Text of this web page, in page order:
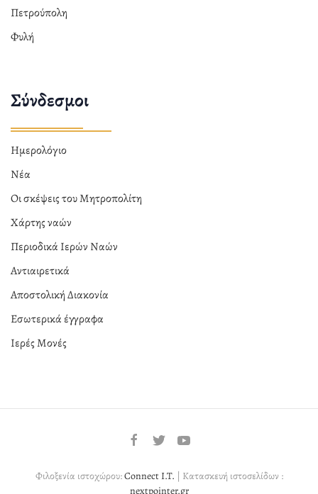
Πετρούπολη
Φυλή
Σύνδεσμοι
Ημερολόγιο
Νέα
Οι σκέψεις του Μητροπολίτη
Χάρτης ναών
Περιοδικά Ιερών Ναών
Αντιαιρετικά
Αποστολική Διακονία
Εσωτερικά έγγραφα
Ιερές Μονές
Φιλοξενία ιστοχώρου:Connect I.T. | Κατασκευή ιστοσελίδων :
nextpointer.gr